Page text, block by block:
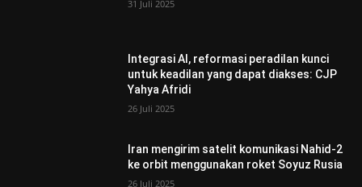
31 Juli 2025
Integrasi AI, reformasi peradilan kunci
untuk keadilan yang dapat diakses: CJP
Yahya Afridi
26 Juli 2025
Iran mengirim satelit komunikasi Nahid-2
ke orbit menggunakan roket Soyuz Rusia
26 Juli 2025